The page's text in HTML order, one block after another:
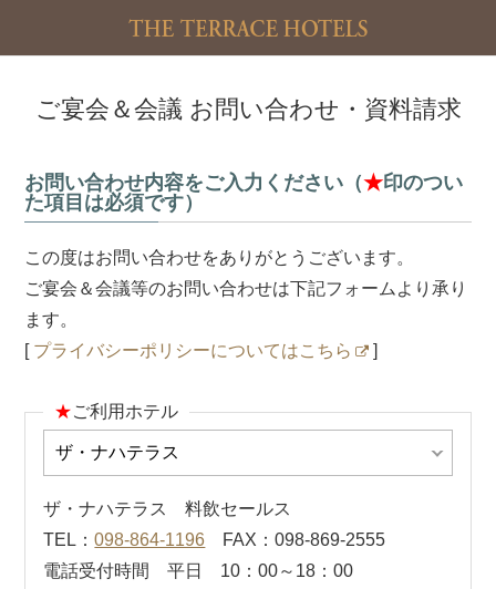
ご宴会＆会議 お問い合わせ・資料請求
お問い合わせ内容をご入力ください（★印のつい
た項目は必須です）
この度はお問い合わせをありがとうございます。
ご宴会＆会議等のお問い合わせは下記フォームより承り
ます。
[ プライバシーポリシーについてはこちら ]
★ご利用ホテル
ザ・ナハテラス 料飲セールス
TEL：098-864-1196
FAX：098-869-2555
電話受付時間 平日 10：00～18：00